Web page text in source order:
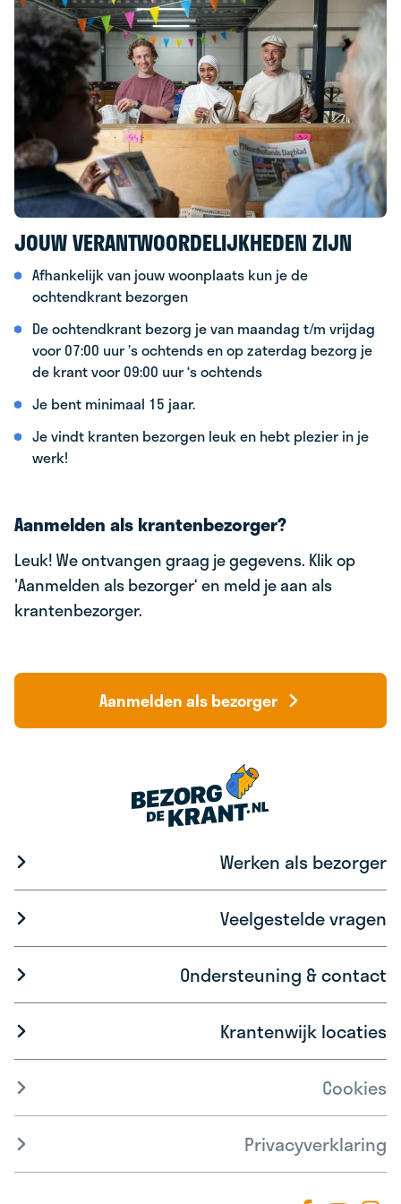
JOUW VERANTWOORDELIJKHEDEN ZIJN
Afhankelijk van jouw woonplaats kun je de
ochtendkrant bezorgen
De ochtendkrant bezorg je van maandag t/m vrijdag
voor 07:00 uur ’s ochtends en op zaterdag bezorg je
de krant voor 09:00 uur ‘s ochtends
Je bent minimaal 15 jaar.
Je vindt kranten bezorgen leuk en hebt plezier in je
werk!
Aanmelden als krantenbezorger?
Leuk! We ontvangen graag je gegevens. Klik op
'Aanmelden als bezorger‘ en meld je aan als
krantenbezorger.
Aanmelden als bezorger
Werken als bezorger
Veelgestelde vragen
Ondersteuning & contact
Krantenwijk locaties
Cookies
Privacyverklaring